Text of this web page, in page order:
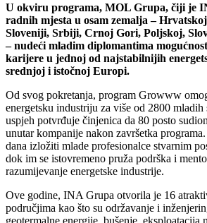
U okviru programa, MOL Grupa, čiji je
radnih mjesta u osam zemalja –
Sloveniji, Srbiji, Crnoj Gori, Poljskoj,
– nudeći mladim diplomantima
karijere u jednoj od najstabilnijih
srednjoj i istočnoj Europi.
Od svog pokretanja, program Growww
energetsku industriju za više od 2800
uspjeh potvrđuje činjenica da 80 posto
unutar kompanije nakon završetka
dana izložiti mlade profesionalce stvarnim
dok im se istovremeno pruža podrška i
razumijevanje energetske industrije.
Ove godine, INA Grupa otvorila je 16
područjima kao što su održavanje i
geotermalne energije, bušenje, eksploatacija